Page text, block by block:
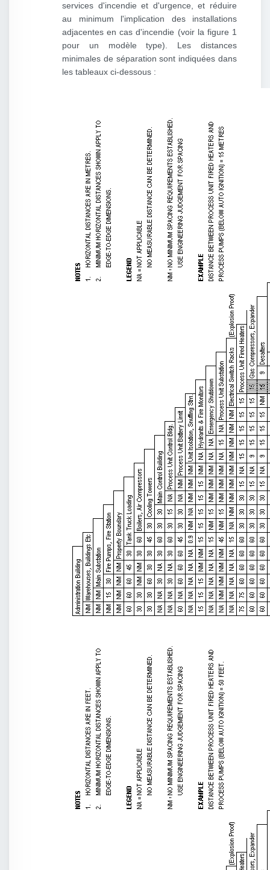
services d'incendie et d'urgence, et réduire
au minimum l'implication des installations
adjacentes en cas d'incendie (voir la figure 1
pour un modèle type). Les distances
minimales de séparation sont indiquées dans
les tableaux ci-dessous :